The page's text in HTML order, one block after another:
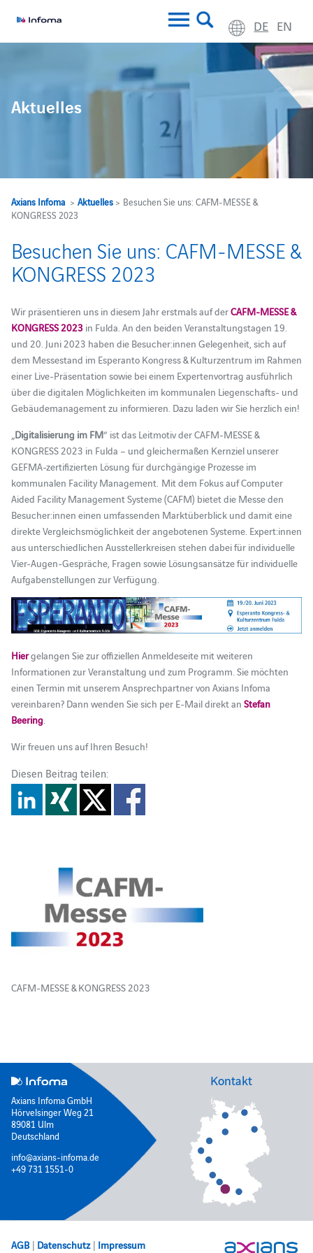
DE EN
Aktuelles
Axians Infoma> Aktuelles> Besuchen Sie uns: CAFM-MESSE &
KONGRESS 2023
Besuchen Sie uns: CAFM-MESSE &
KONGRESS 2023
Wir präsentieren uns in diesem Jahr erstmals auf derCAFM-MESSE &
KONGRESS 2023 in Fulda. An den beiden Veranstaltungstagen 19.
und 20. Juni 2023 haben die Besucher:innen Gelegenheit, sich auf
dem Messestand im Esperanto Kongress & Kulturzentrum im Rahmen
einer Live-Präsentation sowie bei einem Expertenvortrag ausführlich
über die digitalen Möglichkeiten im kommunalen Liegenschafts- und
Gebäudemanagement zu informieren. Dazu laden wir Sie herzlich ein!
„Digitalisierung im FM“ ist das Leitmotiv der CAFM-MESSE &
KONGRESS 2023 in Fulda – und gleichermaßen Kernziel unserer
GEFMA-zertifizierten Lösung für durchgängige Prozesse im
kommunalen Facility Management. Mit dem Fokus auf Computer
Aided Facility Management Systeme (CAFM) bietet die Messe den
Besucher:innen einen umfassenden Marktüberblick und damit eine
direkte Vergleichsmöglichkeit der angebotenen Systeme. Expert:innen
aus unterschiedlichen Ausstellerkreisen stehen dabei für individuelle
Vier-Augen-Gespräche, Fragen sowie Lösungsansätze für individuelle
Aufgabenstellungen zur Verfügung.
Hiergelangen Sie zur offiziellen Anmeldeseite mit weiteren
Informationen zur Veranstaltung und zum Programm. Sie möchten
einen Termin mit unserem Ansprechpartner von Axians Infoma
vereinbaren? Dann wenden Sie sich per E-Mail direkt an Stefan
Beering.
Wir freuen uns auf Ihren Besuch!
Diesen Beitrag teilen:
CAFM-MESSE & KONGRESS 2023
Axians Infoma GmbH
Hörvelsinger Weg 21
89081 Ulm
Deutschland
info@axians-infoma.de
+49 731 1551-0
Kontakt
AGB | Datenschutz | Impressum